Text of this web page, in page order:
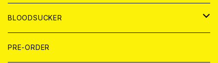
LP
7EP
LP
T-shirt
HOOD
WORLD
T-shirt
MAGAZINE
BOLLOCKS
写真集 (PHOTOBOOK)
BLOODSUCKER
CD
PRE-ORDER